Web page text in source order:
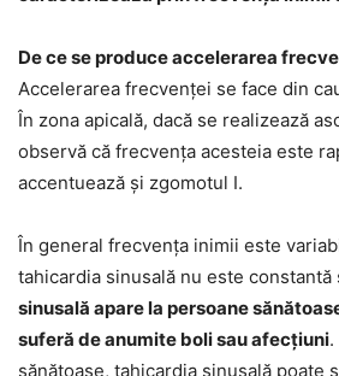
De ce se produce accelerarea
Accelerarea frecvenței se face din
În zona apicală, dacă se realizează
observă că frecvența acesteia este
accentuează și zgomotul I.
În general frecvența inimii este
tahicardia sinusală nu este constantă
sinusală apare la persoane
suferă de anumite boli sau afecțiuni
sănătoase, tahicardia sinusală poate